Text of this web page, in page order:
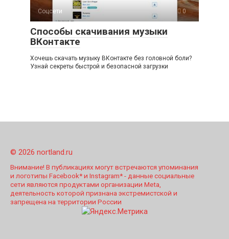
Соцсети 0
Способы скачивания музыки
ВКонтакте
Хочешь скачать музыку ВКонтакте без головной боли?
Узнай секреты быстрой и безопасной загрузки
© 2026 nortland.ru
Внимание! В публикациях могут встречаются упоминания
и логотипы Facebook* и Instagram* - данные социальные
сети являются продуктами организации Meta,
деятельность которой признана экстремистской и
запрещена на территории России